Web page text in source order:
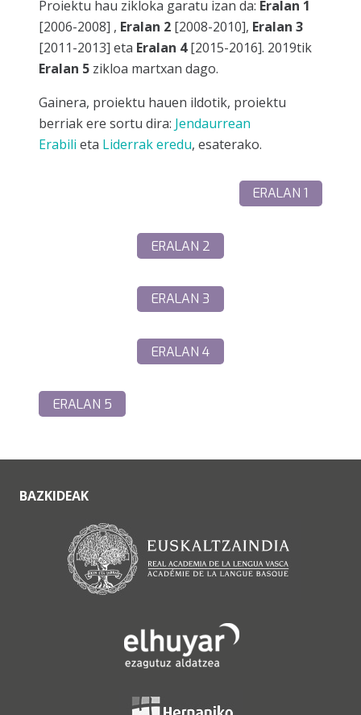
Proiektu hau zikloka garatu izan da: Eralan 1
[2006-2008] , Eralan 2 [2008-2010], Eralan 3
[2011-2013] eta Eralan 4[2015-2016]. 2019tik
Eralan 5 zikloa martxan dago.
Gainera, proiektu hauen ildotik, proiektu
berriak ere sortu dira: Jendaurrean
Erabili eta Liderrak eredu, esaterako.
ERALAN 1
ERALAN 2
ERALAN 3
ERALAN 4
ERALAN 5
BAZKIDEAK